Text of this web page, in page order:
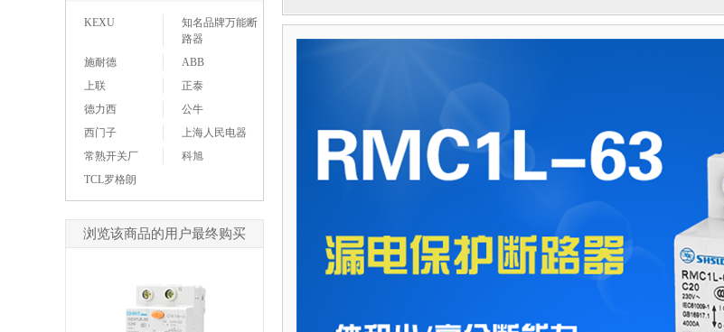
KEXU
知名品牌万能断
路器
施耐德
ABB
上联
正泰
德力西
公牛
西门子
上海人民电器
常熟开关厂
科旭
TCL罗格朗
浏览该商品的用户最终购买